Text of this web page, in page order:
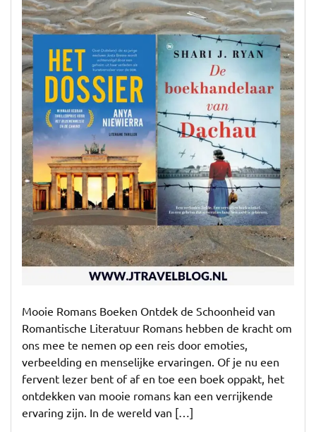
–
Boeken
Betoveren
Mooie Romans Boeken Ontdek de Schoonheid van
Romantische Literatuur Romans hebben de kracht om
ons mee te nemen op een reis door emoties,
verbeelding en menselijke ervaringen. Of je nu een
fervent lezer bent of af en toe een boek oppakt, het
ontdekken van mooie romans kan een verrijkende
ervaring zijn. In de wereld van […]